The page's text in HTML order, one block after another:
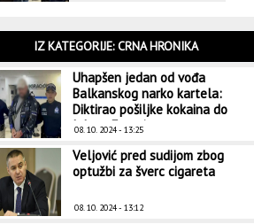
IZ KATEGORIJE: CRNA HRONIKA
Uhapšen jedan od vođa
Balkanskog narko kartela:
Diktirao pošiljke kokaina do
luka u Evropi
08. 10. 2024 - 13:25
Veljović pred sudijom zbog
optužbi za šverc cigareta
08. 10. 2024 - 13:12